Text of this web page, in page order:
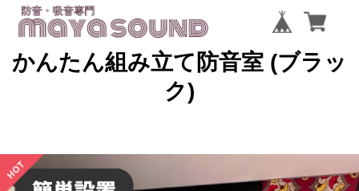
かんたん組み立て防音室 (ブラッ
ク)